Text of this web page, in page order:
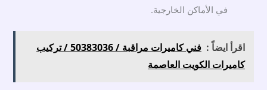
في الأماكن الخارجية.
اقرأ ايضاً :
فني كاميرات مراقبة / 50383036 / تركيب
كاميرات الكويت العاصمة